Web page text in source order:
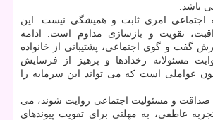
باشد.
اجتماعی امری ثابت و همیشگی نیست. این
تقویت و بازسازی مداوم است. ادامه
گفت و گوی اجتماعی، پشتیبانی از خانواده
مسئولانه رخدادها و پرهیز از فرسایش
عواملی است که می تواند این سرمایه را
صداقت و مسئولیت اجتماعی روایت شوند، می
عاطفی، به مهلتی برای تقویت پیوندهای